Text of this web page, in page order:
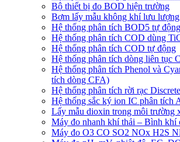
Bộ thiết bị đo BOD hiện trường
Bơm lấy mẫu không khí lưu
Hệ thống phân tích BOD5 tự động
Hệ thống phân tích COD dùng
Hệ thống phân tích COD tự động
Hệ thống phân tích dòng liên tục
Hệ thống phân tích Phenol và
tích dòng CFA)
Hệ thống phân tích rời rạc
Hệ thống sắc ký ion IC phân tích
Lấy mẫu dioxin trong môi trường
Máy đo nhanh khí thải – Bình khí
Máy đo O3 CO SO2 NOx H2S